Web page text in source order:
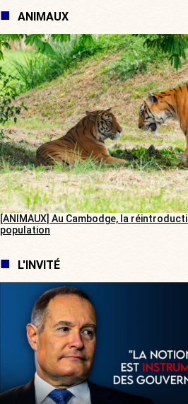
ANIMAUX
[ANIMAUX] Au Cambodge, la
population
L'INVITÉ